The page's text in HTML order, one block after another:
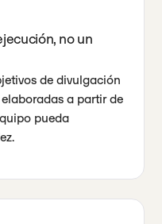
no un
de divulgación
a partir de
pueda